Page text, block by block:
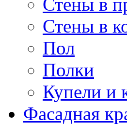
Стены в
Стены в
Пол
Полки
Купели и
Фасадная